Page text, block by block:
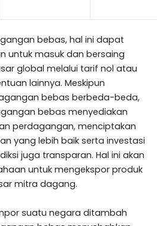
bebas, hal ini dapat
untuk masuk dan bersaing
global melalui tarif nol atau
lainnya. Meskipun
bebas berbeda-beda,
bebas menyediakan
perdagangan, menciptakan
yang lebih baik serta investasi
juga transparan. Hal ini akan
untuk mengekspor produk
mitra dagang.
suatu negara ditambah